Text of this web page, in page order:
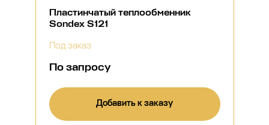
Пластинчатый теплообменник
Sondex S121
Под заказ
По запросу
Добавить к заказу